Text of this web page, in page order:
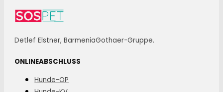
Detlef Elstner, BarmeniaGothaer-Gruppe.
ONLINEABSCHLUSS
Hunde-OP